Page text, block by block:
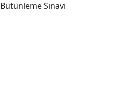
Bütünleme Sınavı